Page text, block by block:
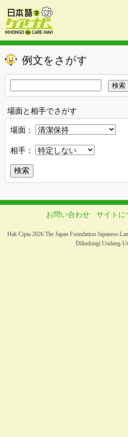
例文をさがす
場面と相手でさがす
場面：
相手：
お問い合わせ サイトに
Hak Cipta 2026 The Japan Foundation Japanese-
Dilindungi Undang-